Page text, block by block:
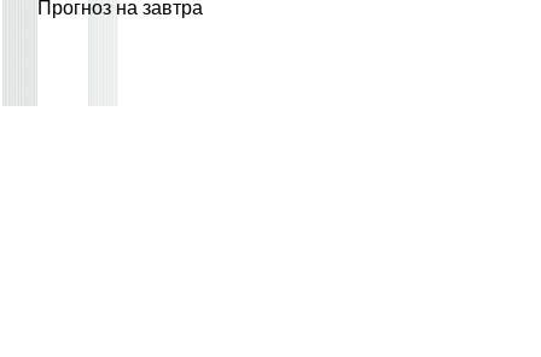
Прогноз на завтра